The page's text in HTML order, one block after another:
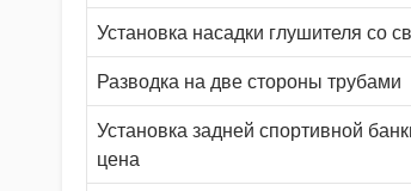
Установка насадки глушителя со
Разводка на две стороны трубами
Установка задней спортивной
цена